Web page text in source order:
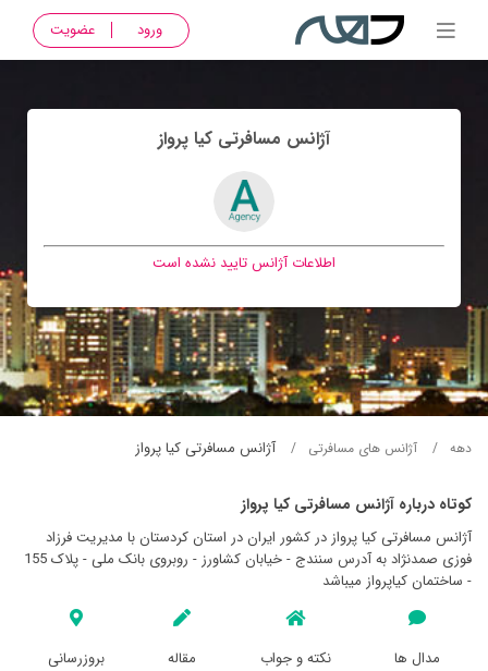
ورود عضویت
آژانس مسافرتی كيا پرواز
اطلاعات آژانس تایید نشده است
دهه آژانس های مسافرتی آژانس مسافرتی كيا پرواز
کوتاه درباره آژانس مسافرتی كيا پرواز
آژانس مسافرتی كيا پرواز در کشور ایران در استان کردستان با مدیریت فرزاد
فوزی صمدنژاد به آدرس سنندج - خیابان کشاورز - روبروی بانک ملی - پلاک 155
- ساختمان کیاپرواز میباشد
مدال ها
نکته و جواب
مقاله
بروزرسانی